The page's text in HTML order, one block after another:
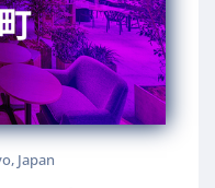
Japan